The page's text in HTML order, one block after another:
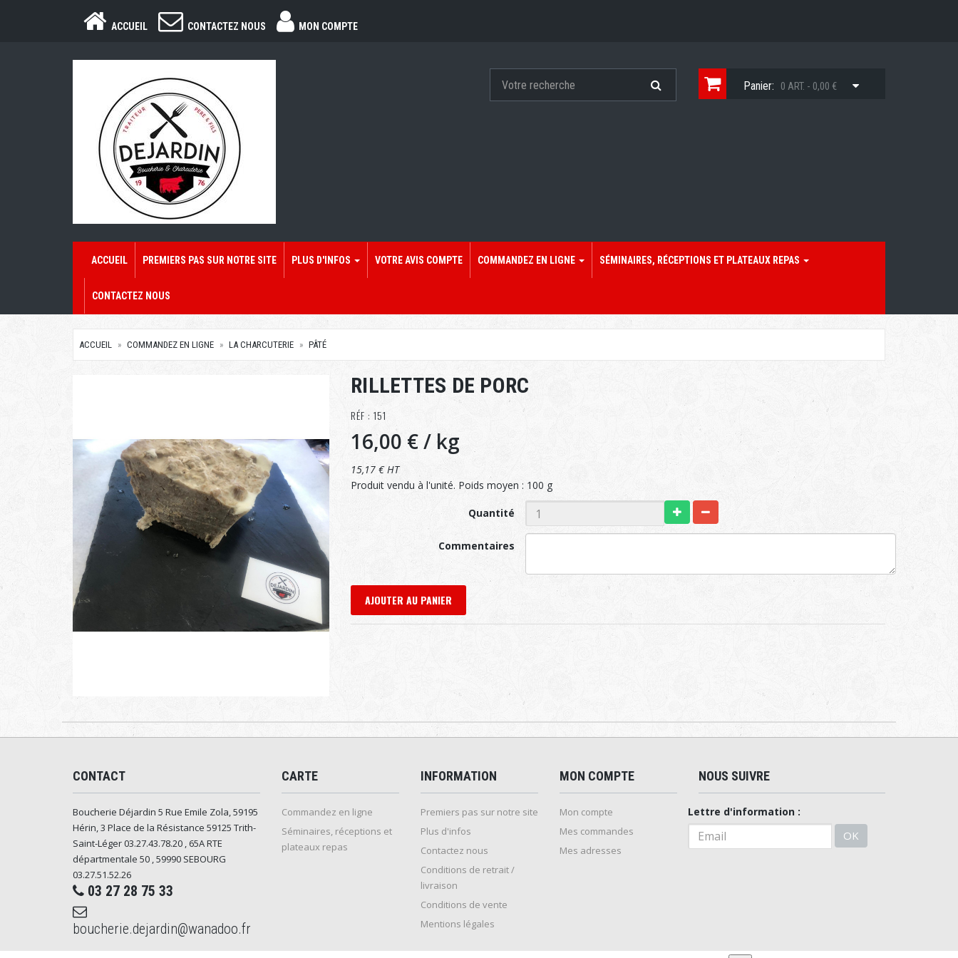
ACCUEIL CONTACTEZ NOUS MON COMPTE
Panier: 0 ART. - 0,00 €
ACCUEIL PREMIERS PAS SUR NOTRE SITE PLUS D'INFOS VOTRE AVIS COMPTE COMMANDEZ EN LIGNE SÉMINAIRES, RÉCEPTIONS ET PLATEAUX REPAS
CONTACTEZ NOUS
ACCUEIL COMMANDEZ EN LIGNE LA CHARCUTERIE PÂTÉ
RILLETTES DE PORC
RÉF : 151
16,00 €/ kg
15,17 € HT
Produit vendu à l'unité. Poids moyen : 100 g
Quantité
Commentaires
AJOUTER AU PANIER
CONTACT
Boucherie Déjardin 5 Rue Emile Zola, 59195
Hérin, 3 Place de la Résistance 59125 Trith-
Saint-Léger 03.27.43.78.20 , 65A RTE
départmentale 50 , 59990 SEBOURG
03.27.51.52.26
03 27 28 75 33
boucherie.dejardin@wanadoo.fr
CARTE
Commandez en ligne
Séminaires, réceptions et
plateaux repas
INFORMATION
Premiers pas sur notre site
Plus d'infos
Contactez nous
Conditions de retrait /
livraison
Conditions de vente
Mentions légales
MON COMPTE
Mon compte
Mes commandes
Mes adresses
NOUS SUIVRE
Lettre d'information :
OK